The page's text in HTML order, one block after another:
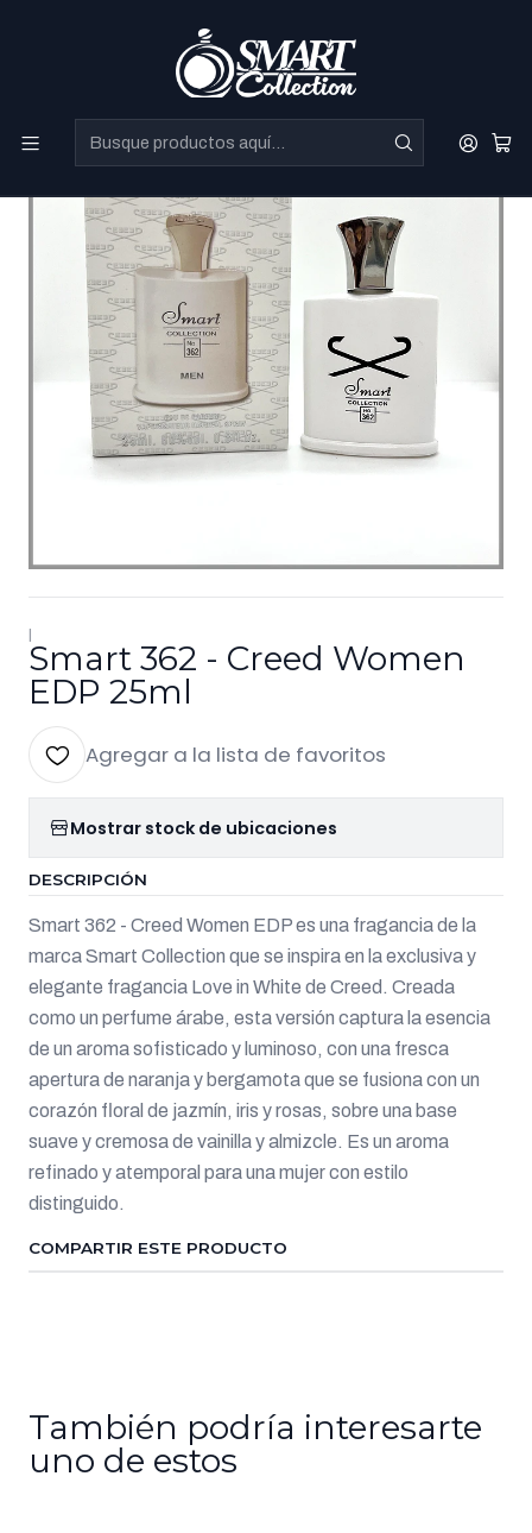
|
Smart 362 - Creed Women
EDP 25ml
Agregar a la lista de favoritos
Mostrar stock de ubicaciones
DESCRIPCIÓN
Smart 362 - Creed Women EDP es una fragancia de la
marca Smart Collection que se inspira en la exclusiva y
elegante fragancia Love in White de Creed. Creada
como un perfume árabe, esta versión captura la esencia
de un aroma sofisticado y luminoso, con una fresca
apertura de naranja y bergamota que se fusiona con un
corazón floral de jazmín, iris y rosas, sobre una base
suave y cremosa de vainilla y almizcle. Es un aroma
refinado y atemporal para una mujer con estilo
distinguido.
COMPARTIR ESTE PRODUCTO
También podría interesarte
uno de estos